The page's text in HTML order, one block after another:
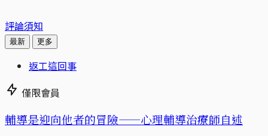
評論須知
最新 更多
返工這回事
僅限會員
輔導是迎向他者的冒險——心理輔導治療師自述